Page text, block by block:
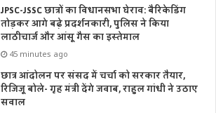
JPSC-JSSC छात्रों का विधानसभा घेराव: बैरिकेडिंग
तोड़कर आगे बढ़े प्रदर्शनकारी, पुलिस ने किया
लाठीचार्ज और आंसू गैस का इस्तेमाल
45 minutes ago
छात्र आंदोलन पर संसद में चर्चा को सरकार तैयार,
रिजिजू बोले- गृह मंत्री देंगे जवाब, राहुल गांधी ने उठाए
सवाल